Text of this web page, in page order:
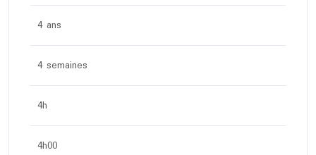
4 ans
4 semaines
4h
4h00